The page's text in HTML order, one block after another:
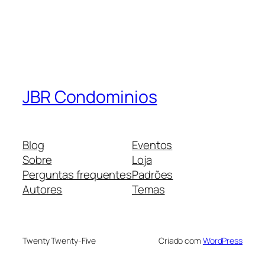
JBR Condominios
Blog
Sobre
Perguntas frequentes
Autores
Eventos
Loja
Padrões
Temas
Twenty Twenty-Five Criado com WordPress